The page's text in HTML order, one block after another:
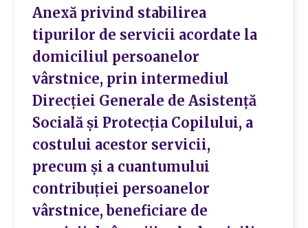
Anexă privind stabilirea
tipurilor de servicii acordate la
domiciliul persoanelor
vârstnice, prin intermediul
Direcției Generale de Asistență
Socială și Protecția Copilului, a
costului acestor servicii,
precum și a cuantumului
contribuției persoanelor
vârstnice, beneficiare de